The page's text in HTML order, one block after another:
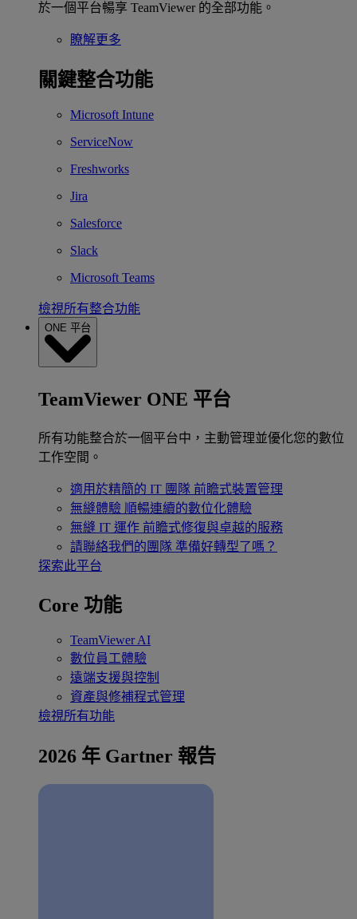
於一個平台暢享 TeamViewer 的全部功能。
瞭解更多
關鍵整合功能
Microsoft Intune
ServiceNow
Freshworks
Jira
Salesforce
Slack
Microsoft Teams
檢視所有整合功能
ONE 平台
TeamViewer ONE 平台
所有功能整合於一個平台中，主動管理並優化您的數位
工作空間。
適用於精簡的 IT 團隊 前瞻式裝置管理
無縫體驗 順暢連續的數位化體驗
無縫 IT 運作 前瞻式修復與卓越的服務
請聯絡我們的團隊 準備好轉型了嗎？
探索此平台
Core 功能
TeamViewer AI
數位員工體驗
遠端支援與控制
資產與修補程式管理
檢視所有功能
2026 年 Gartner 報告